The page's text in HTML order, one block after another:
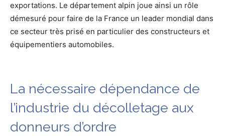
exportations. Le département alpin joue ainsi un rôle
démesuré pour faire de la France un leader mondial dans
ce secteur très prisé en particulier des constructeurs et
équipementiers automobiles.
La nécessaire dépendance de
l’industrie du décolletage aux
donneurs d’ordre